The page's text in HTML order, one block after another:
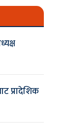
प्रादेशिक